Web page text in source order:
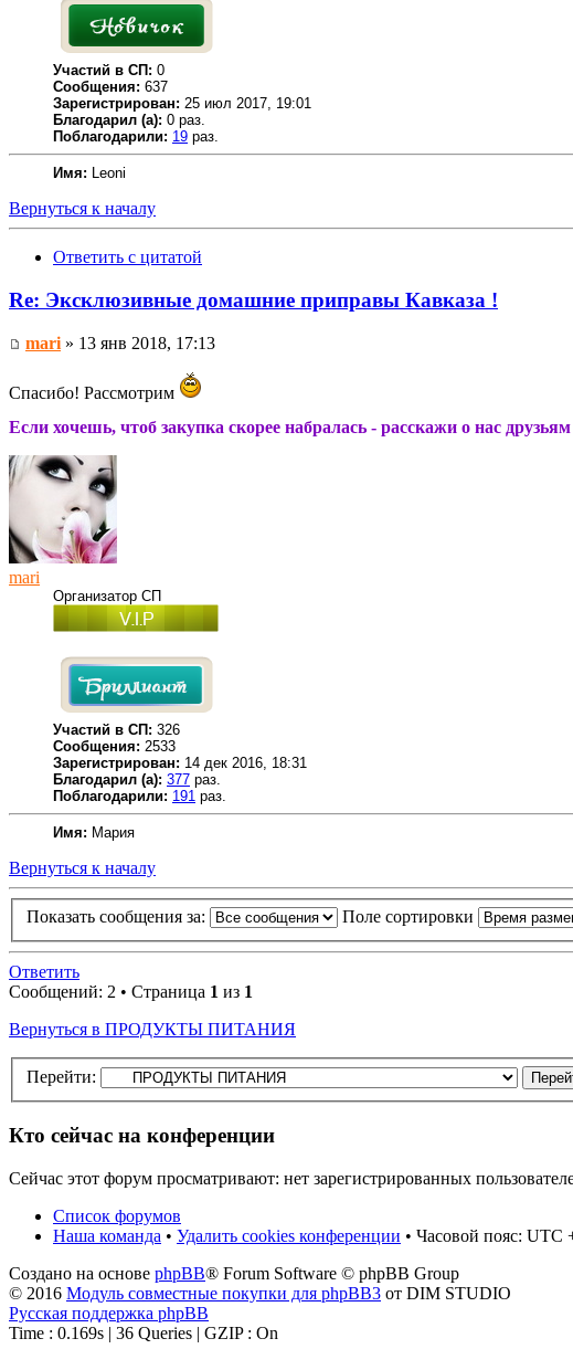
Участий в СП: 0
Сообщения: 637
Зарегистрирован: 25 июл 2017, 19:01
Благодарил (а): 0 раз.
Поблагодарили: 19 раз.
Имя: Leoni
Вернуться к началу
Ответить с цитатой
Re: Эксклюзивные домашние приправы Кавказа !
mari » 13 янв 2018, 17:13
Спасибо! Рассмотрим
Если хочешь, чтоб закупка скорее набралась - расскажи о нас
mari
Организатор СП
Участий в СП: 326
Сообщения: 2533
Зарегистрирован: 14 дек 2016, 18:31
Благодарил (а): 377 раз.
Поблагодарили: 191 раз.
Имя: Мария
Вернуться к началу
Показать сообщения за: Поле сортировки
Ответить
Сообщений: 2 • Страница 1 из 1
Вернуться в ПРОДУКТЫ ПИТАНИЯ
Перейти:
Кто сейчас на конференции
Сейчас этот форум просматривают: нет зарегистрированных
Список форумов
Наша команда • Удалить cookies конференции • Часовой пояс: UTC
Создано на основе phpBB® Forum Software © phpBB Group
© 2016 Модуль совместные покупки для phpBB3 от DIM STUDIO
Русская поддержка phpBB
Time : 0.169s | 36 Queries | GZIP : On